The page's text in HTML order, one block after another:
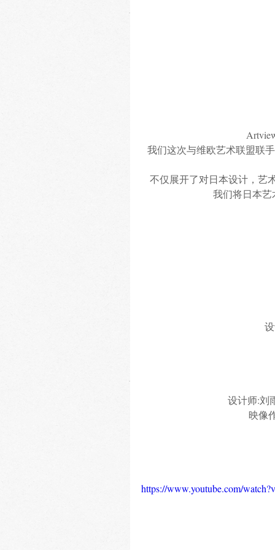
我们这次与维欧艺术联盟联
不仅展开了对日本设计，艺
我们将日本
设计师:刘
映像
https://www.youtube.com/